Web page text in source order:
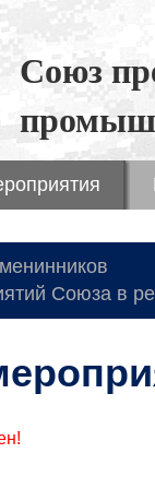
Союз
Союза в